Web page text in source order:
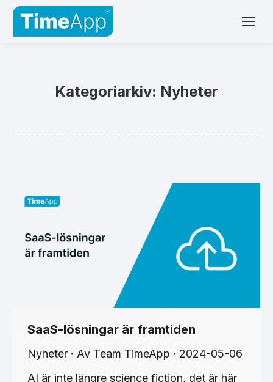
Kategoriarkiv: Nyheter
SaaS-lösningar är framtiden
Nyheter Av Team TimeApp
2024-05-06
AI är inte längre science fiction, det är här